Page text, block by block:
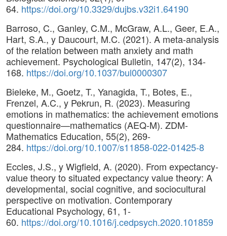
64. https://doi.org/10.3329/dujbs.v32i1.64190
Barroso, C., Ganley, C.M., McGraw, A.L., Geer, E.A.,
Hart, S.A., y Daucourt, M.C. (2021). A meta-analysis
of the relation between math anxiety and math
achievement. Psychological Bulletin, 147(2), 134-
168. https://doi.org/10.1037/bul0000307
Bieleke, M., Goetz, T., Yanagida, T., Botes, E.,
Frenzel, A.C., y Pekrun, R. (2023). Measuring
emotions in mathematics: the achievement emotions
questionnaire—mathematics (AEQ-M). ZDM-
Mathematics Education, 55(2), 269-
284. https://doi.org/10.1007/s11858-022-01425-8
Eccles, J.S., y Wigfield, A. (2020). From expectancy-
value theory to situated expectancy value theory: A
developmental, social cognitive, and sociocultural
perspective on motivation. Contemporary
Educational Psychology, 61, 1-
60. https://doi.org/10.1016/j.cedpsych.2020.101859